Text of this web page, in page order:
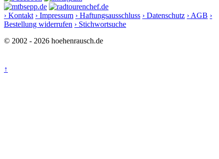
› Kontakt › Impressum › Haftungsausschluss › Datenschutz › AGB ›
Bestellung widerrufen › Stichwortsuche
© 2002 - 2026 hoehenrausch.de
↑